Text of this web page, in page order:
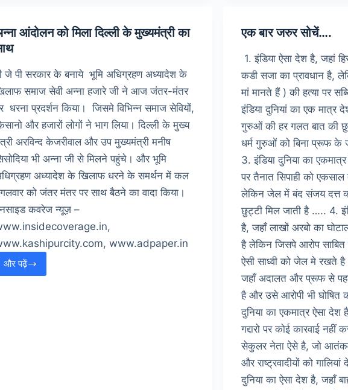
की
की
?
आंदोलन को मिला दिल्ली के मुख्यमंत्री का
जे पी सरकार के बनाये भूमि अधिग्रहण अध्यादेश के
समाज सेवी अन्ना हजारे जी ने आज जंतर-मंतर
धरना प्रदर्शन किया। जिसमे विभिन्न समाज सेवियों,
और हजारों लोगों ने भाग लिया। दिल्ली के मुख्य
अरविन्द केजरीवाल और उप मुख्यमंत्री मनीष
भी अन्ना जी से मिलने पहुंचे। और भूमि
अध्यादेश के खिलाफ धरने के समर्थन में कल
को जंतर मंतर पर साथ बैठने का वादा किया।
कवरेज न्यूज़ –
www.adpaper.in
और पढ़ें
अन्ना
एक बार जरुर सोचें….
1. इंडिया ऐसा देश है, जहां
कडी सजा का प्रावधान है,
मां मानते हैं ) की हत्या पर
इंडिया दुनियां का एक मात्र
गुरुओं की हर गलत बात की
धर्म गुरुओं को बिना प्रूफ के
3. इंडिया दुनिया का
पर तैनात सिपाही को
लेकिन जेल में बंद संजय दत्त
छुट्टी मिल जाती है ….. 4.
है, जहाँ लाखों अरबो का
है लेकिन जिसपे आरोप
ऐसी साध्वी को जेल मे रखते
जहाँ अदालत और प्रूफ से
है और उसे आरोपी भी घोषित
दुनिया का एकमात्र ऐसा
गद्दारो पर कोई कारवाई
सेकुलर नेता ऐसे है, जो
और राष्ट्रवादीयों को
दुनिया का ऐसा देश है, जहाँ